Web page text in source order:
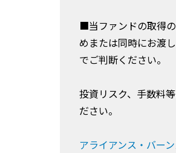
■当ファンドの取得
めまたは同時にお渡
でご判断ください。
投資リスク、手数料
ださい。
アライアンス・バー